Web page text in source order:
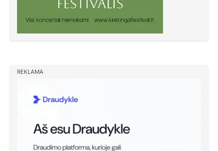
REKLAMA